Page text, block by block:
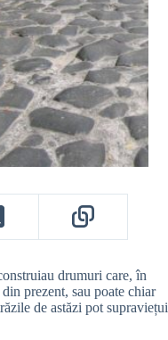
drumuri care, în
prezent, sau poate chiar
de astăzi pot supraviețui